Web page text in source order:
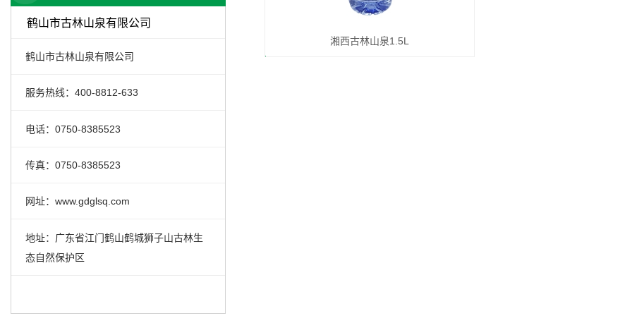
鹤山市古林山泉有限公司
鹤山市古林山泉有限公司
服务热线：400-8812-633
电话：0750-8385523
传真：0750-8385523
网址：www.gdglsq.com
地址：广东省江门鹤山鹤城狮子山古林生
态自然保护区
湘西古林山泉1.5L